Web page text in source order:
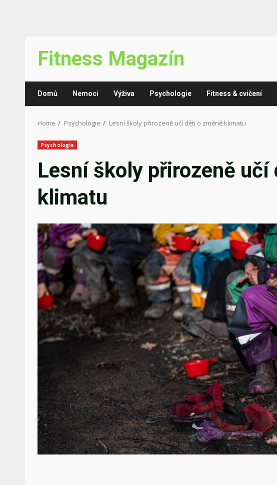
content
Fitness Magazín
Domů Nemoci Výživa Psychologie Fitness & cvičení
Home Psychologie Lesní školy přirozeně učí děti o změně klimatu
Psychologie
Lesní školy přirozeně učí
klimatu